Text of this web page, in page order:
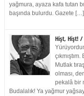
yağmura, ayaza kafa tutan
başında bulurdu. Gazete […]
Hişt, Hişt! /
Mutlak
olması,
pekalâ bir
Budalalık! Ya yağmur